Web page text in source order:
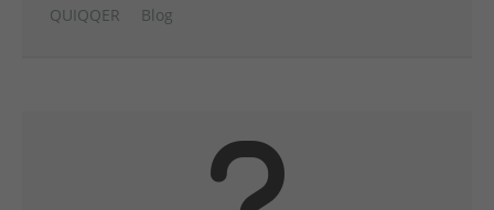
QUIQQER
Blog